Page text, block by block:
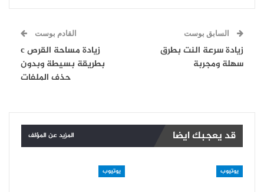
السابق بوست
زيادة سرعة النت بطرق
سهلة ومجربة
القادم بوست
زيادة مساحة القرص c
بطريقة بسيطة وبدون
حذف الملفات
قد يعجبك ايضا المزيد عن المؤلف
يوتيوب يوتيوب